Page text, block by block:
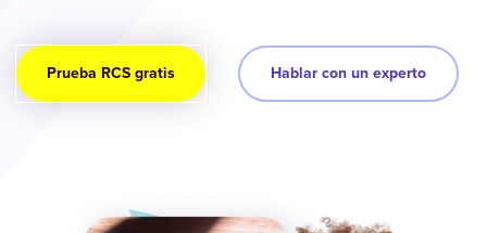
Prueba RCS gratis Hablar con un experto